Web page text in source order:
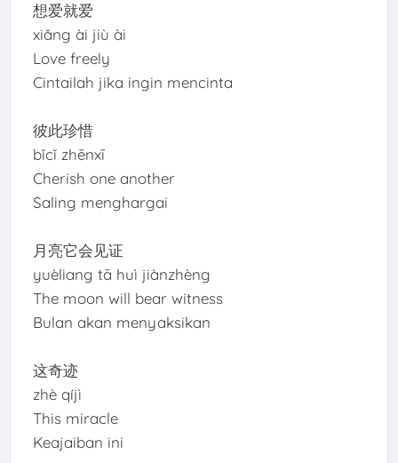
想爱就爱
xiǎng ài jiù ài
Love freely
Cintailah jika ingin mencinta
彼此珍惜
bǐcǐ zhēnxī
Cherish one another
Saling menghargai
月亮它会见证
yuèliang tā huì jiànzhèng
The moon will bear witness
Bulan akan menyaksikan
这奇迹
zhè qíjì
This miracle
Keajaiban ini